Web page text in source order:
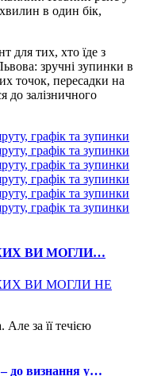
в один бік,
для тих, хто їде з
зручні зупинки в
точок, пересадки на
до залізничного
графік та зупинки
графік та зупинки
графік та зупинки
графік та зупинки
графік та зупинки
графік та зупинки
ВИ МОГЛИ…
за її течією
– до визнання у…